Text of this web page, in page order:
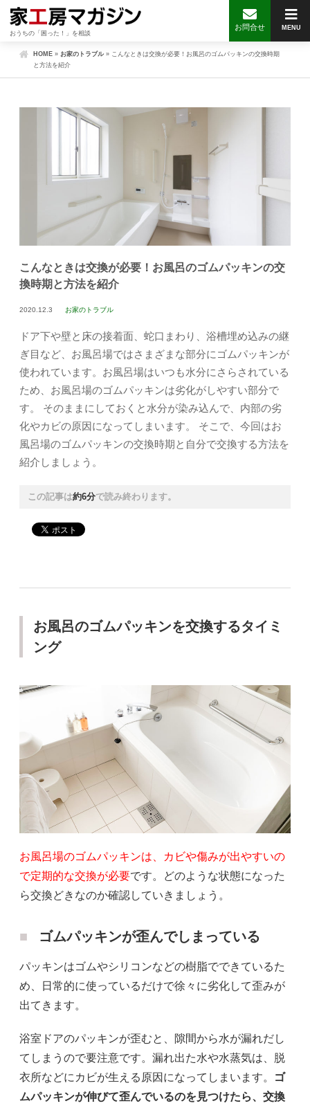
おうちの「困った！」を相談
MENU
お問合せ
HOME » お家のトラブル » こんなときは交換が必要！お風呂のゴムパッキンの交換時期
と方法を紹介
こんなときは交換が必要！お風呂のゴムパッキンの交
換時期と方法を紹介
2020.12.3 お家のトラブル
ドア下や壁と床の接着面、蛇口まわり、浴槽埋め込みの継
ぎ目など、お風呂場ではさまざまな部分にゴムパッキンが
使われています。お風呂場はいつも水分にさらされている
ため、お風呂場のゴムパッキンは劣化がしやすい部分で
す。 そのままにしておくと水分が染み込んで、内部の劣
化やカビの原因になってしまいます。 そこで、今回はお
風呂場のゴムパッキンの交換時期と自分で交換する方法を
紹介しましょう。
この記事は約6分で読み終わります。
お風呂のゴムパッキンを交換するタイミ
ング
お風呂場のゴムパッキンは、カビや傷みが出やすいの
で定期的な交換が必要です。どのような状態になった
ら交換どきなのか確認していきましょう。
ゴムパッキンが歪んでしまっている
パッキンはゴムやシリコンなどの樹脂でできているた
め、日常的に使っているだけで徐々に劣化して歪みが
出てきます。
浴室ドアのパッキンが歪むと、隙間から水が漏れだし
てしまうので要注意です。漏れ出た水や水蒸気は、脱
衣所などにカビが生える原因になってしまいます。
ゴ
ムパッキンが伸びて歪んでいるのを見つけたら、交換